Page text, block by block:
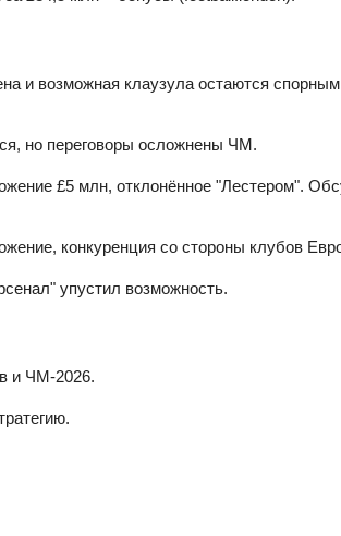
и возможная клаузула остаются
но переговоры осложнены ЧМ.
£5 млн, отклонённое "Лестером".
конкуренция со стороны клубов
упустил возможность.
и ЧМ‑2026.